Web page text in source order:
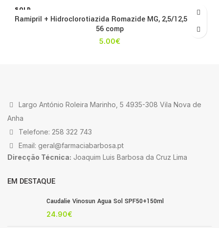
SOLD
OUT
Ramipril + Hidroclorotiazida Romazide MG, 2,5/12,5 mg x
56 comp
5.00€
Largo António Roleira Marinho, 5 4935-308 Vila Nova de
Anha
Telefone: 258 322 743
Email: geral@farmaciabarbosa.pt
Direcção Técnica: Joaquim Luis Barbosa da Cruz Lima
EM DESTAQUE
Caudalie Vinosun Agua Sol SPF50+150ml
24.90€